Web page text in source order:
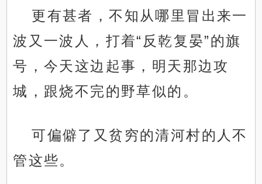
更有甚者，不知从哪里冒出来一
波又一波人，打着“反乾复晏”的旗
号，今天这边起事，明天那边攻
城，跟烧不完的野草似的。
可偏僻了又贫穷的清河村的人不
管这些。